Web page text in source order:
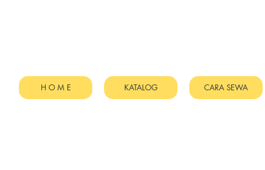
H O M E KATALOG CARA SEWA